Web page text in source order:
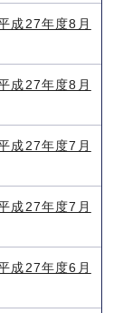
成27年度8月
成27年度8月
成27年度7月
成27年度7月
成27年度6月